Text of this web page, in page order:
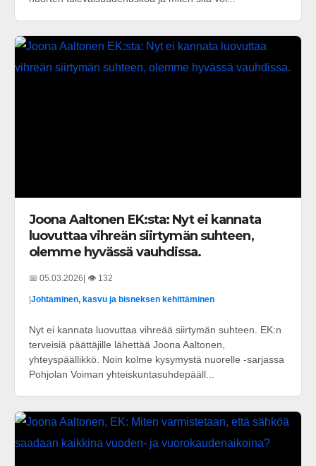
Joona Aaltonen EK:sta: Nyt ei kannata
luovuttaa vihreän siirtymän suhteen,
olemme hyvässä vauhdissa.
📅 05.03.2026| 👁️ 132
|Johtaminen, kasvu ja bisneksen kehittäminen
Nyt ei kannata luovuttaa vihreää siirtymän suhteen. EK:n
terveisiä päättäjille lähettää Joona Aaltonen,
yhteyspäällikkö. Noin kolme kysymystä nuorelle -sarjassa
Pohjolan Voiman yhteiskuntasuhdepääll...